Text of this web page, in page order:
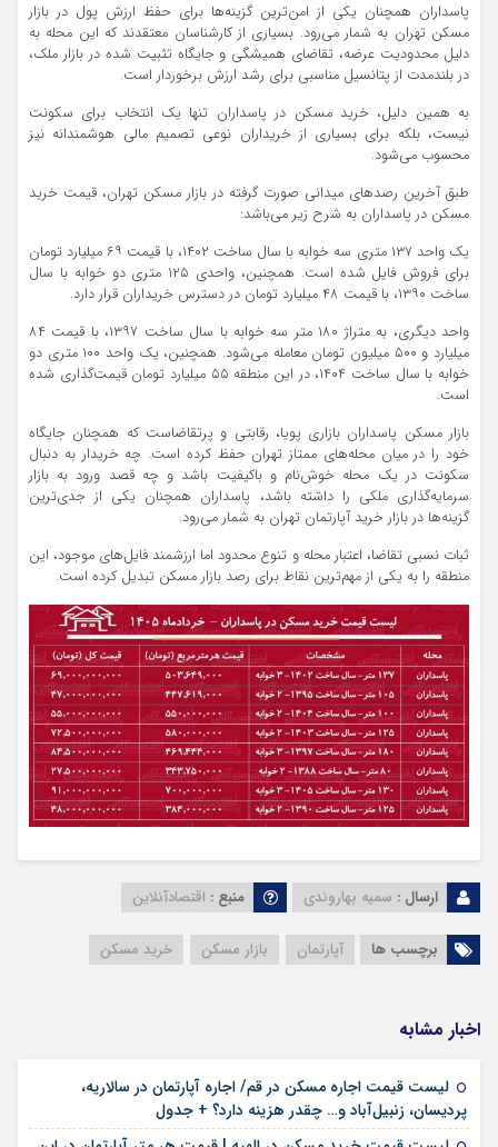
پاسداران همچنان یکی از امن‌ترین گزینه‌ها برای حفظ ارزش پول در بازار
مسکن تهران به شمار می‌رود. بسیاری از کارشناسان معتقدند که این محله به‌
دلیل محدودیت عرضه، تقاضای همیشگی و جایگاه تثبیت‌ شده در بازار ملک،
در بلندمدت از پتانسیل مناسبی برای رشد ارزش برخوردار است.
به همین دلیل، خرید مسکن در پاسداران تنها یک انتخاب برای سکونت
نیست، بلکه برای بسیاری از خریداران نوعی تصمیم مالی هوشمندانه نیز
محسوب می‌شود.
طبق آخرین رصدهای میدانی صورت گرفته در بازار مسکن تهران، قیمت خرید
مسکن در پاسداران به شرح زیر می‌باشد:
یک واحد ۱۳۷ متری سه خوابه با سال ساخت ۱۴۰۲، با قیمت ۶۹ میلیارد تومان
برای فروش فایل شده است. همچنین، واحدی ۱۲۵ متری دو خوابه با سال
ساخت ۱۳۹۰، با قیمت ۴۸ میلیارد تومان در دسترس خریداران قرار دارد.
واحد دیگری، به متراژ ۱۸۰ متر سه خوابه با سال ساخت ۱۳۹۷، با قیمت ۸۴
میلیارد و ۵۰۰ میلیون تومان معامله می‌شود. همچنین، یک واحد ۱۰۰ متری دو
خوابه با سال ساخت ۱۴۰۴، در این منطقه ۵۵ میلیارد تومان قیمت‌گذاری شده
است.
بازار مسکن پاسداران بازاری پویا، رقابتی و پرتقاضاست که همچنان جایگاه
خود را در میان محله‌های ممتاز تهران حفظ کرده است. چه خریدار به‌ دنبال
سکونت در یک محله خوش‌نام و باکیفیت باشد و چه قصد ورود به بازار
سرمایه‌گذاری ملکی را داشته باشد، پاسداران همچنان یکی از جدی‌ترین
گزینه‌ها در بازار خرید آپارتمان تهران به شمار می‌رود.
ثبات نسبی تقاضا، اعتبار محله و تنوع محدود اما ارزشمند فایل‌های موجود، این
منطقه را به یکی از مهم‌ترین نقاط برای رصد بازار مسکن تبدیل کرده است.
ارسال : سمیه بهاروندی منبع : اقتصادآنلاین
برچسب ها آپارتمان بازار مسکن خرید مسکن
اخبار مشابه
لیست قیمت اجاره مسکن در قم/ اجاره آپارتمان در سالاریه،
پردیسان، زنبیل‌آباد و… چقدر هزینه دارد؟ + جدول